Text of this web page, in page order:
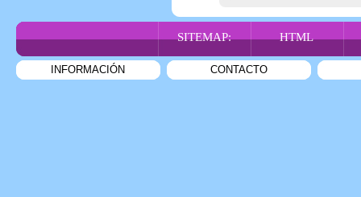
SITEMAP: HTML
INFORMACIÓN CONTACTO